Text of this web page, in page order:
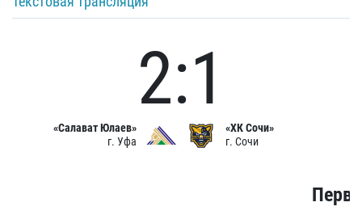
«Салават Юлаев»
г. Уфа
2:1
«ХК Сочи»
г. Сочи